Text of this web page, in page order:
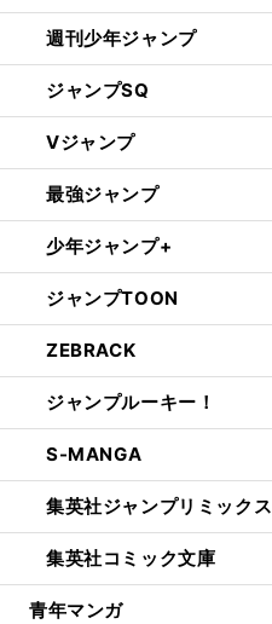
週刊少年ジャンプ
ジャンプSQ
Vジャンプ
最強ジャンプ
少年ジャンプ+
ジャンプTOON
ZEBRACK
ジャンプルーキー！
S-MANGA
集英社ジャンプリミックス
集英社コミック文庫
青年マンガ